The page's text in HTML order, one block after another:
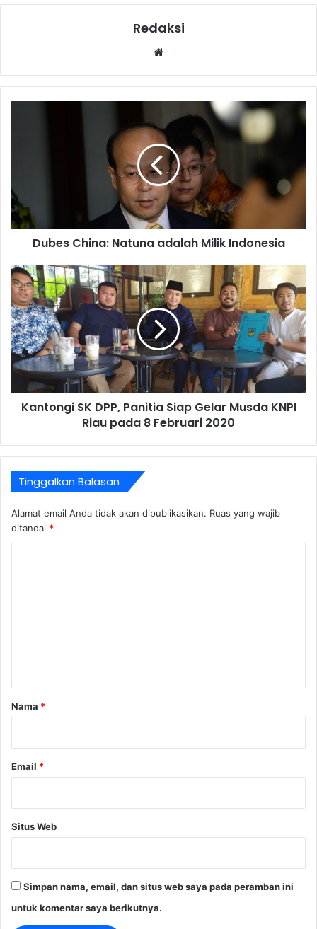
Redaksi
Dubes China: Natuna adalah Milik Indonesia
Kantongi SK DPP, Panitia Siap Gelar Musda KNPI
Riau pada 8 Februari 2020
Tinggalkan Balasan
Alamat email Anda tidak akan dipublikasikan. Ruas yang wajib
ditandai *
rNama *
Email *
Situs Web
Simpan nama, email, dan situs web saya pada peramban ini
untuk komentar saya berikutnya.